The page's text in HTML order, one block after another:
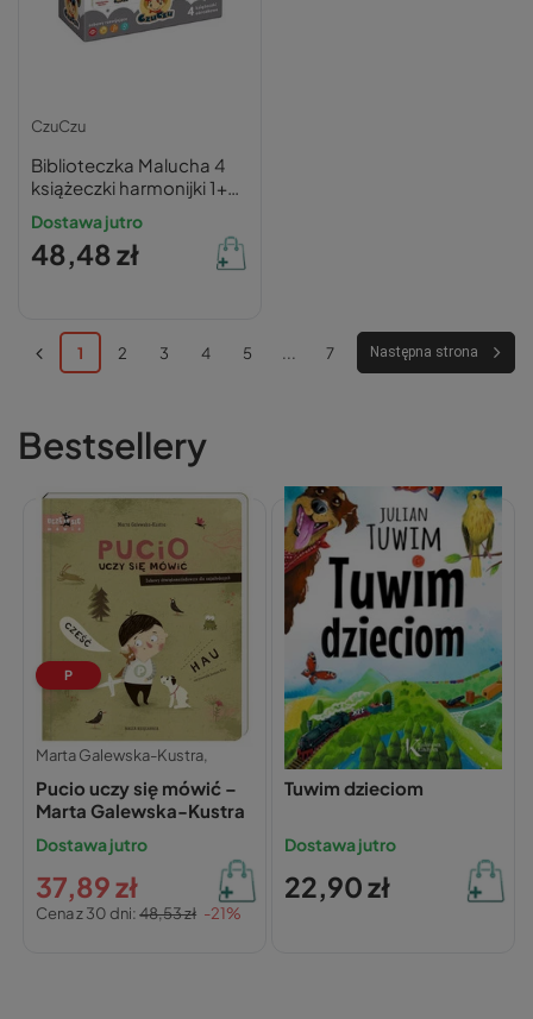
CzuCzu
Biblioteczka Malucha 4
książeczki harmonijki 1+
CzuCzu
Dostawa jutro
48,48 zł
1 2 3 4 5 ... 7 Następna strona
Bestsellery
P
Marta Galewska-Kustra,
Pucio uczy się mówić –
Marta Galewska-Kustra
Dostawa jutro
37,89 zł
Cena z 30 dni:48,53 zł -21%
Julian Tuwim,
Tuwim dzieciom
Dostawa jutro
22,90 zł